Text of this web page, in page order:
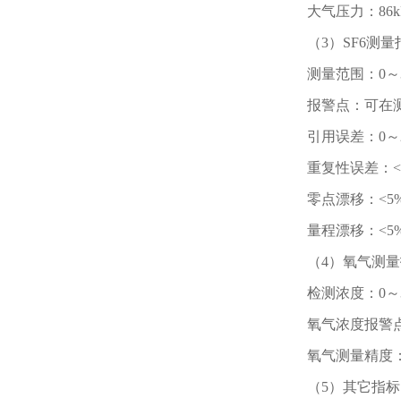
大气压力：
（3）SF6测量
测量范围：0～
报警点：可在
引用误差：0～
重复性误差：
零点漂移：
量程漂移：
（4）氧气测
检测浓度：0
氧气浓度报警
氧气测量精度
（5）其它指标